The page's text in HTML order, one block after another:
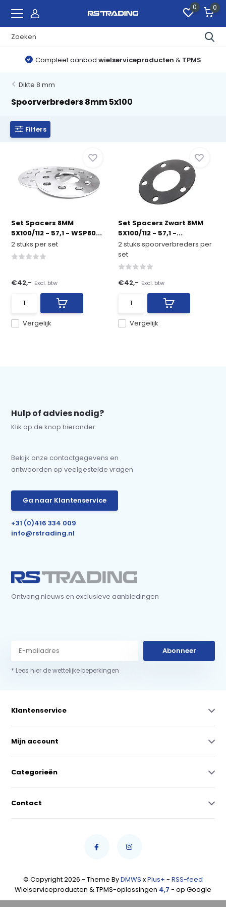
0 0
Compleet aanbod wielserviceproducten & TPMS
Dikte 8 mm
Spoorverbreders 8mm 5x100
Filters
Set Spacers 8MM
5X100/112 - 57,1 - WSP80...
2 stuks per set
Vergelijk
€42,- Excl. btw
Set Spacers Zwart 8MM
5X100/112 - 57,1 -...
2 stuks spoorverbreders per
set
Vergelijk
€42,- Excl. btw
Hulp of advies nodig?
Klik op de knop hieronder
Bekijk onze contactgegevens en
antwoorden op veelgestelde vragen
Ga naar Klantenservice
+31 (0)416 334 009
info@rstrading.nl
Ontvang nieuws en exclusieve aanbiedingen
Abonneer
* Lees hier de wettelijke beperkingen
Klantenservice
Mijn account
Categorieën
Contact
© Copyright 2026 - Theme ByDMWS xPlus+ - RSS-feed
Wielserviceproducten & TPMS-oplossingen 4,7 - op Google